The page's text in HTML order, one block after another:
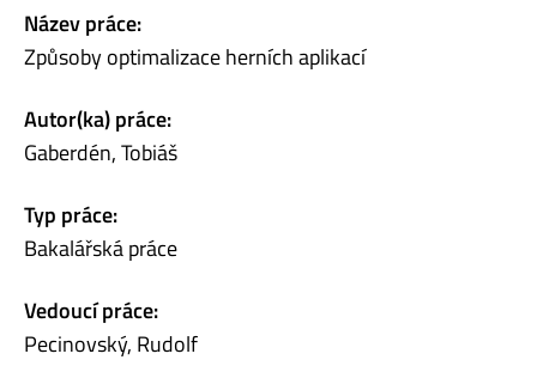
Název práce:
Způsoby optimalizace herních aplikací
Autor(ka) práce:
Gaberdén, Tobiáš
Typ práce:
Bakalářská práce
Vedoucí práce:
Pecinovský, Rudolf